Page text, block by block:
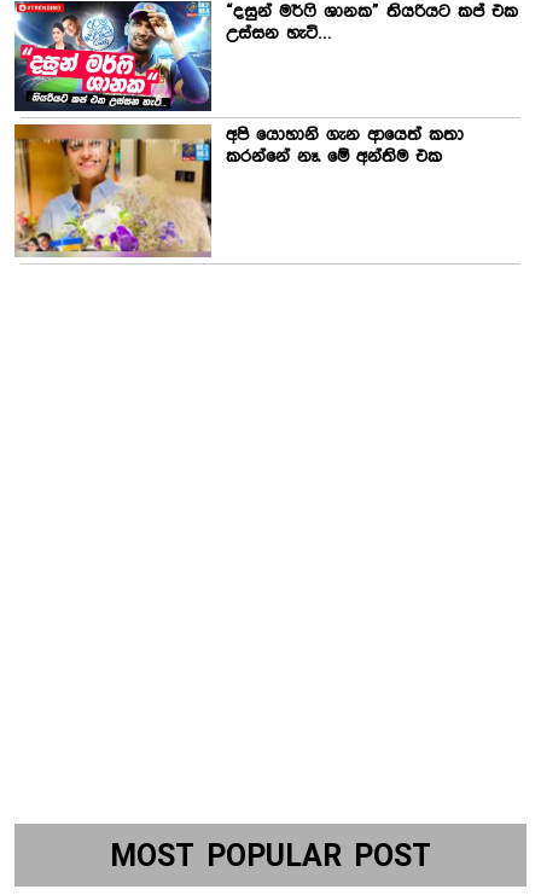
“දසුන් මර්ෆි ශානක” තියරියට කප් එක
උස්සන හැටි…
අපි යොහානි ගැන ආයෙත් කතා
කරන්නේ නෑ. මේ අන්තිම එක
MOST POPULAR POST